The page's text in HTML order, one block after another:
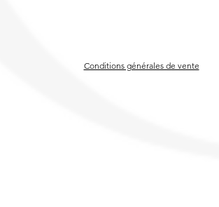
Conditions générales de vente